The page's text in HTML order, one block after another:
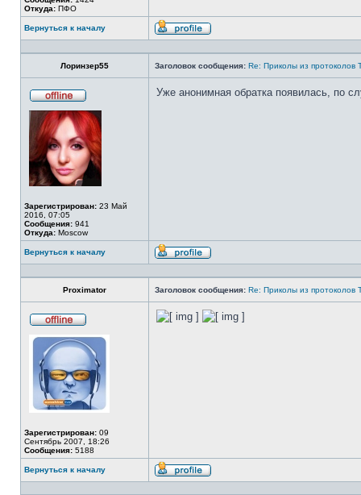
Откуда: ПФО
Вернуться к началу
Профиль
Лоринзер55 Заголовок сообщения: Re: Приколы из протоколов
в
сети
Зарегистрирован: 23 Май
2016, 07:05
Сообщения: 941
Откуда: Moscow
Уже анонимная обратка появилась, по
Вернуться к началу
Профиль
Proximator Заголовок сообщения: Re: Приколы из протоколов
в
сети
Зарегистрирован: 09
Сентябрь 2007, 18:26
Сообщения: 5188
Вернуться к началу
Профиль